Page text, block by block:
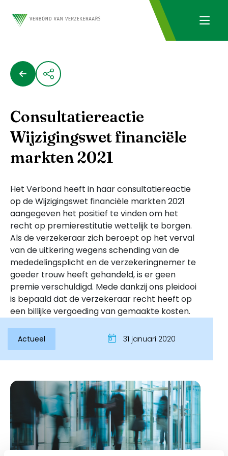
Inloggen
Consultatiereactie
Wijzigingswet financiële
markten 2021
Het Verbond heeft in haar consultatiereactie
op de Wijzigingswet financiële markten 2021
aangegeven het positief te vinden om het
recht op premierestitutie wettelijk te borgen.
Als de verzekeraar zich beroept op het verval
van de uitkering wegens schending van de
mededelingsplicht en de verzekeringnemer te
goeder trouw heeft gehandeld, is er geen
premie verschuldigd. Mede dankzij ons pleidooi
is bepaald dat de verzekeraar recht heeft op
een billijke vergoeding van gemaakte kosten.
Actueel 31 januari 2020